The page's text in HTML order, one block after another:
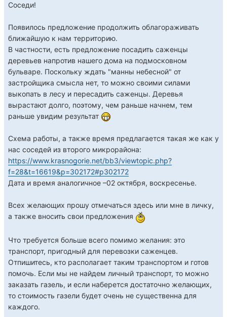
Соседи!
Появилось предложение продолжить облагораживать
ближайшую к нам территорию.
В частности, есть предложение посадить саженцы
деревьев напротив нашего дома на подмосковном
бульваре. Поскольку ждать "манны небесной" от
застройщика смысла нет, то можно своими силами
выкопать в лесу и пересадить саженцы. Деревья
вырастают долго, поэтому, чем раньше начнем, тем
раньше увидим результат
Схема работы, а также время предлагается такая же как у
нас соседей из второго микрорайона:
https://www.krasnogorie.net/bb3/viewtopic.php?
f=28&t=16619&p=302172#p302172
Дата и время аналогичное –02 октября, воскресенье.
Всех желающих прошу отмечаться здесь или мне в личку,
а также вносить свои предложения
Что требуется больше всего помимо желания: это
транспорт, пригодный для перевозки саженцев.
Отпишитесь, кто располагает таким транспортом и готов
помочь. Если мы не найдем личный транспорт, то можно
заказать газель, и если наберется достаточно желающих,
то стоимость газели будет очень не существенна для
каждого.